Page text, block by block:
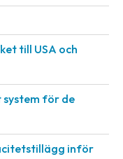
till USA och
system för de
inför